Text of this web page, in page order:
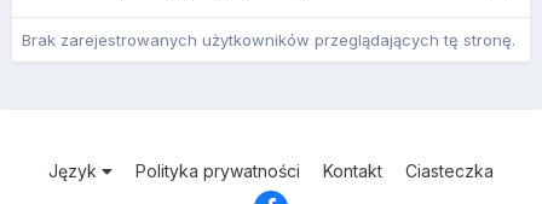
Brak zarejestrowanych użytkowników przeglądających tę stronę.
Język Polityka prywatności Kontakt Ciasteczka